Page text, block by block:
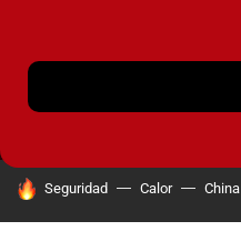
MENÚ
HOY SE HABLA DE
Seguridad Calor China